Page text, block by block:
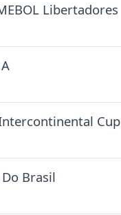
Libertadores
Cup
Brasil